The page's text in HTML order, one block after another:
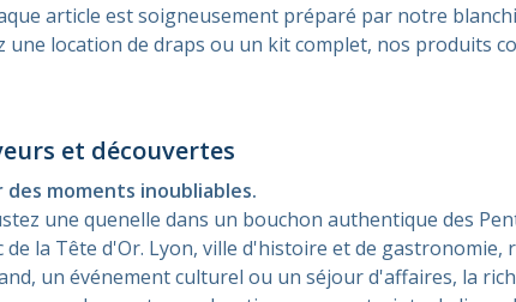
article est soigneusement préparé par notre
une location de draps ou un kit complet, nos produits
et découvertes
moments inoubliables.
une quenelle dans un bouchon authentique des
la Tête d'Or. Lyon, ville d'histoire et de
un événement culturel ou un séjour d'affaires, la